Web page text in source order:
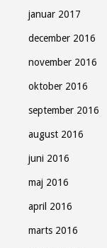
januar 2017
december 2016
november 2016
oktober 2016
september 2016
august 2016
juni 2016
maj 2016
april 2016
marts 2016